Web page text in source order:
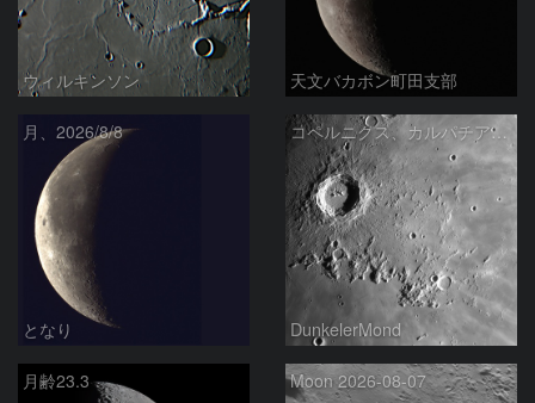
ウィルキンソン 天文バカボン町田支部
月、2026/8/8
となり
コペルニクス、カルパチア山脈付近
DunkelerMond
月齢23.3 Moon 2026-08-07